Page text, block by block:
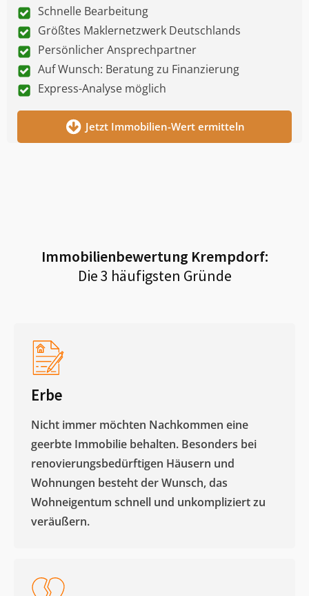
Schnelle Bearbeitung
Größtes Maklernetzwerk Deutschlands
Persönlicher Ansprechpartner
Auf Wunsch: Beratung zu Finanzierung
Express-Analyse möglich
Jetzt Immobilien-Wert ermitteln
Immobilienbewertung Krempdorf:
Die 3 häufigsten Gründe
Erbe
Nicht immer möchten Nachkommen eine
geerbte Immobilie behalten. Besonders bei
renovierungsbedürftigen Häusern und
Wohnungen besteht der Wunsch, das
Wohneigentum schnell und unkompliziert zu
veräußern. ​